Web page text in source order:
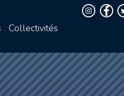
Collectivités